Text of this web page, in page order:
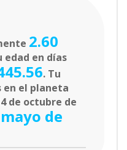
2.60
edad en días
. Tu
en el planeta
de octubre de
de